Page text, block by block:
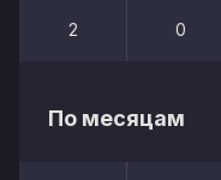
2 0
По месяцам